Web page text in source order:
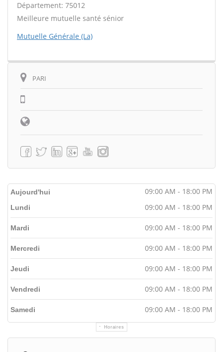
Département: 75012
Meilleure mutuelle santé sénior
Mutuelle Générale (La)
PARI
Aujourd'hui 09:00 AM - 18:00 PM
Horaires
Lundi 09:00 AM - 18:00 PM
Mardi 09:00 AM - 18:00 PM
Mercredi 09:00 AM - 18:00 PM
Jeudi 09:00 AM - 18:00 PM
Vendredi 09:00 AM - 18:00 PM
Samedi 09:00 AM - 18:00 PM